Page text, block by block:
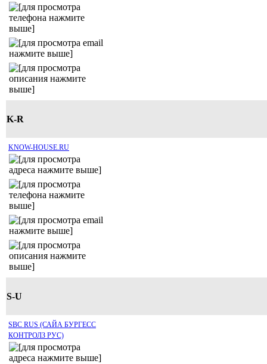
K-R
KNOW-HOUSE.RU
S-U
SBC RUS (САЙА БУРГЕСС
КОНТРОЛЗ РУС)